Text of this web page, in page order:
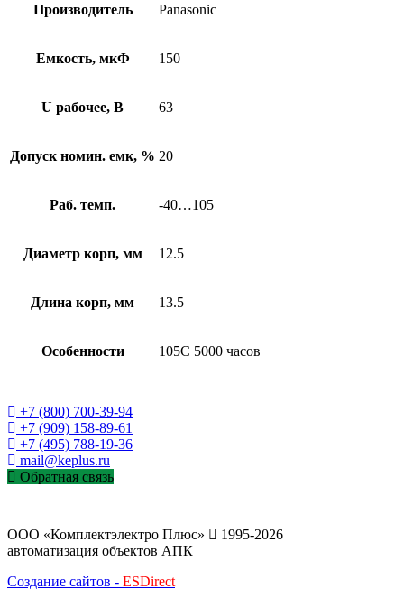
Производитель Panasonic
Емкость, мкФ 150
U рабочее, В 63
Допуск номин. емк, % 20
Раб. темп. -40…105
Диаметр корп, мм 12.5
Длина корп, мм 13.5
Особенности 105C 5000 часов
+7 (800) 700-39-94
+7 (909) 158-89-61
+7 (495) 788-19-36
mail@keplus.ru
Обратная связь
ООО «Комплектэлектро Плюс»
1995-2026
автоматизация объектов АПК
Создание сайтов - ESDirect